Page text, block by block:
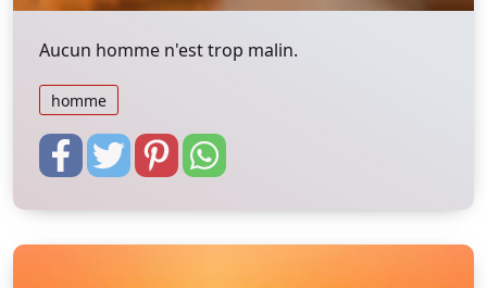
Aucun homme n'est trop malin.
homme